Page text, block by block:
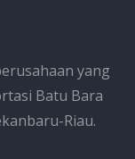
yang
Batu Bara
Riau.